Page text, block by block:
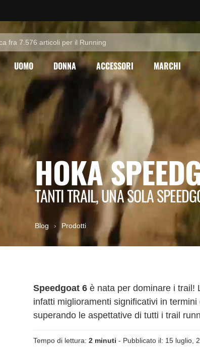
UOMO DONNA ACCESSORI MARCHI
HOKA
TANTI TRAIL, UNA SOLA
Blog Prodotti
Speedgoat 6 è nata per dominare i trail!
infatti miglioramenti significativi in termini
superando le aspettative di tutti i trail
Tempo di lettura: 2 minuti - Pubblicato il: 15 luglio,